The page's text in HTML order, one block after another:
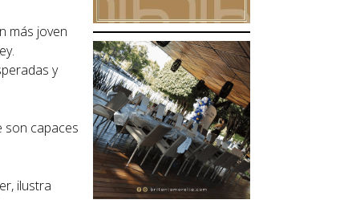
más joven
y
son capaces
ilustra